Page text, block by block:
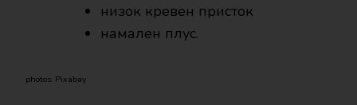
низок кревен присток
намален плус.
photos: Pixabay